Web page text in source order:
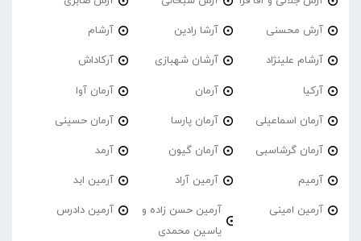
آرش محسنی آرشا رادین آرشام
آرشام علینژاد آرشان شهبازی آرکاداش
آرکیا آرمان آرمان آوا
آرمان اسماعیلی آرمان پارسا آرمان حسینی
آرمان گرشاسبی آرمان گیون آرمد
آرمیم آرمین آراد آرمین ابد
آرمین امینی
آرمین حسن زاده و
یاسین محمدی
آرمین دادرس